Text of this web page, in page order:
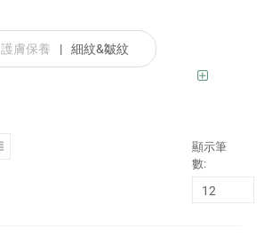
護膚保養 | 細紋&皺紋
顯示筆
數: